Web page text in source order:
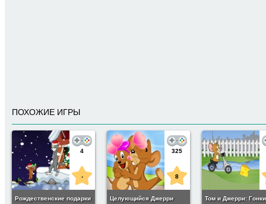
ПОХОЖИЕ ИГРЫ
4
-
Рождественские подарки
325
8
Целующийся Джерри
Том и Джерри: